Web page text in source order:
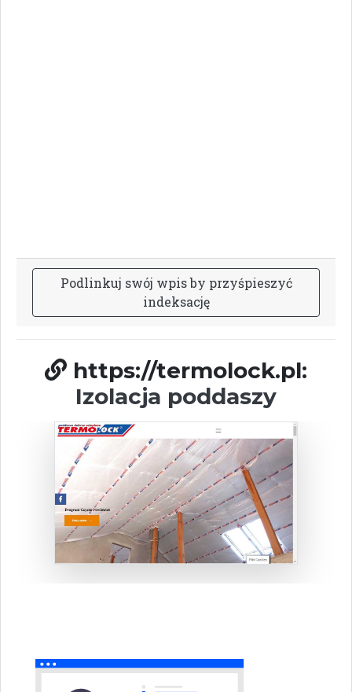
Podlinkuj swój wpisby przyśpieszyć
indeksację
https://termolock.pl:
Izolacja poddaszy